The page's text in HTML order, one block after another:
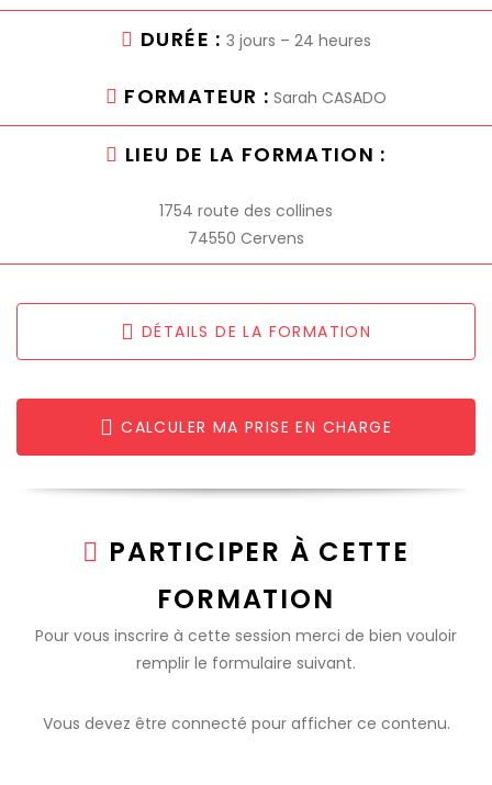
DURÉE : 3 jours – 24 heures
FORMATEUR : Sarah CASADO
LIEU DE LA FORMATION :
1754 route des collines
74550 Cervens
DÉTAILS DE LA FORMATION
CALCULER MA PRISE EN CHARGE
PARTICIPER À CETTE
FORMATION
Pour vous inscrire à cette session merci de bien vouloir
remplir le formulaire suivant.
Vous devez être connecté pour afficher ce contenu.